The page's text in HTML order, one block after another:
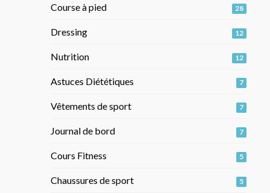
Course à pied 28
Dressing 12
Nutrition 12
Astuces Diététiques 7
Vêtements de sport 7
Journal de bord 7
Cours Fitness 5
Chaussures de sport 5